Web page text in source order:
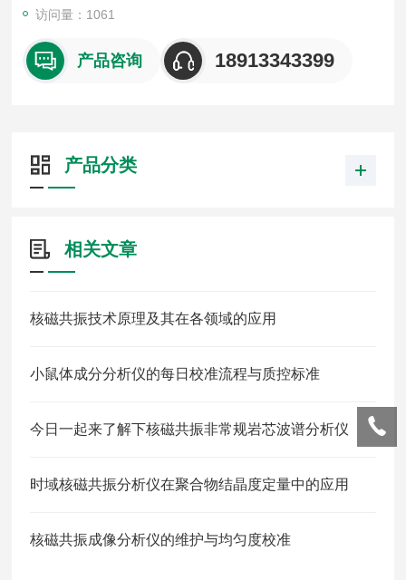
访问量：1061
产品咨询 18913343399
产品分类
相关文章
核磁共振技术原理及其在各领域的应用
小鼠体成分分析仪的每日校准流程与质控标准
今日一起来了解下核磁共振非常规岩芯波谱分析仪
时域核磁共振分析仪在聚合物结晶度定量中的应用
核磁共振成像分析仪的维护与均匀度校准